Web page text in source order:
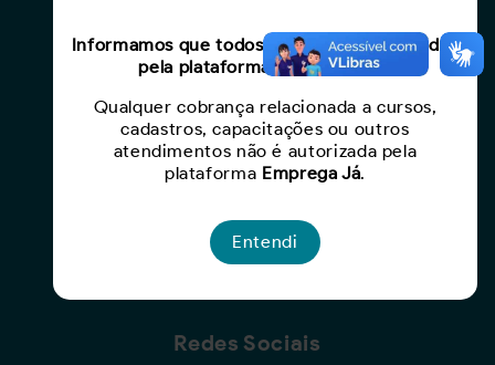
Para Candidatos
Cadastro de Currículo
Capacite-se
Criar Oportunidade
Redes Sociais
Informamos que todos os serviços oferecidos
pela plataforma são gratuitos.
Qualquer cobrança relacionada a cursos,
cadastros, capacitações ou outros
atendimentos não é autorizada pela
plataforma Emprega Já.
Entendi